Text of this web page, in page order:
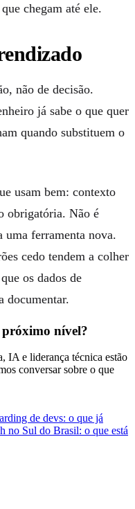
chegam até ele.
não de decisão.
já sabe o que quer
quando substituem o
usam bem: contexto
obrigatória. Não é
ferramenta nova.
cedo tendem a colher
os dados de
documentar.
nível?
IA e liderança técnica estão
conversar sobre o que
de devs: o que já
no Sul do Brasil: o que está